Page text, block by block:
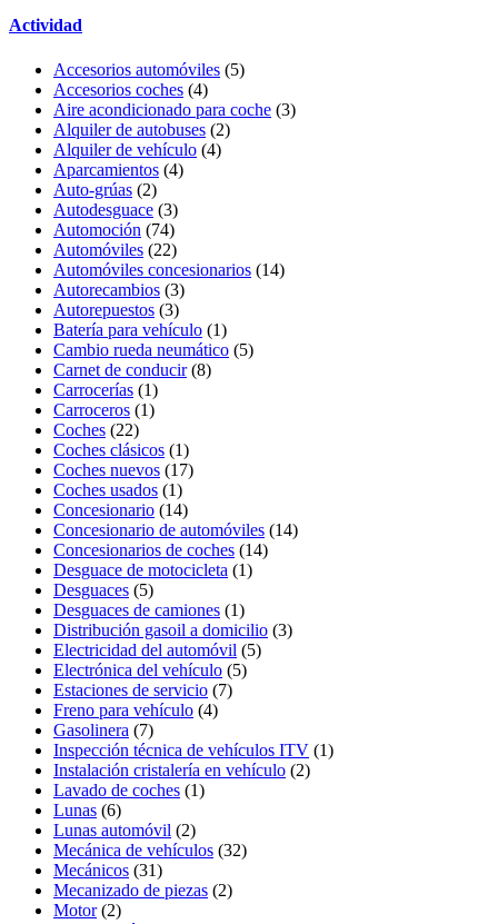
Actividad
Accesorios automóviles (5)
Accesorios coches (4)
Aire acondicionado para coche (3)
Alquiler de autobuses (2)
Alquiler de vehículo (4)
Aparcamientos (4)
Auto-grúas (2)
Autodesguace (3)
Automoción (74)
Automóviles (22)
Automóviles concesionarios (14)
Autorecambios (3)
Autorepuestos (3)
Batería para vehículo (1)
Cambio rueda neumático (5)
Carnet de conducir(8)
Carrocerías (1)
Carroceros (1)
Coches (22)
Coches clásicos (1)
Coches nuevos (17)
Coches usados (1)
Concesionario (14)
Concesionario de automóviles (14)
Concesionarios de coches (14)
Desguace de motocicleta (1)
Desguaces (5)
Desguaces de camiones (1)
Distribución gasoil a domicilio (3)
Electricidad del automóvil (5)
Electrónica del vehículo (5)
Estaciones de servicio (7)
Freno para vehículo (4)
Gasolinera (7)
Inspección técnica de vehículos ITV (1)
Instalación cristalería en vehículo (2)
Lavado de coches (1)
Lunas (6)
Lunas automóvil (2)
Mecánica de vehículos (32)
Mecánicos (31)
Mecanizado de piezas (2)
Motor(2)